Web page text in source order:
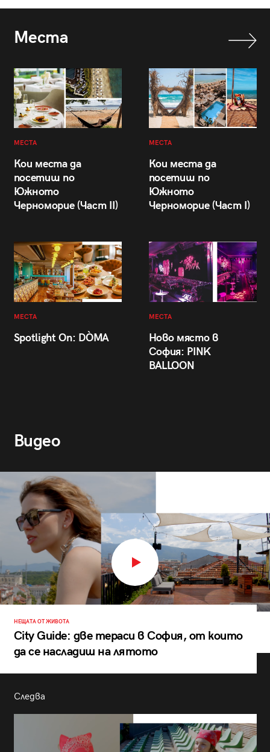
Места
МЕСТА
Кои места да
посетиш по
Южното
Черноморие (Част II)
МЕСТА
Кои места да
посетиш по
Южното
Черноморие (Част I)
МЕСТА
Spotlight On: DÒMA
МЕСТА
Ново място в
София: PINK
BALLOON
Видео
НЕЩАТА ОТ ЖИВОТА
City Guide: две тераси в София, от които
да се насладиш на лятото
Следва